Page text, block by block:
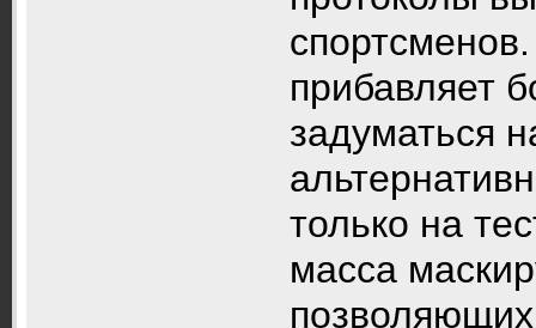
прибавляет
задуматься
только на
масса